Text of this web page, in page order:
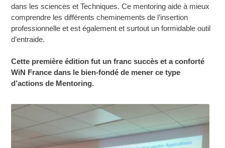
dans les sciences et Techniques. Ce mentoring aide à mieux
comprendre les différents cheminements de l’insertion
professionnelle et est également et surtout un formidable outil
d’entraide.
Cette première édition fut un franc succès et a conforté
WiN France dans le bien-fondé de mener ce type
d’actions de Mentoring.